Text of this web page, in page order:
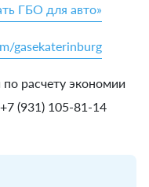
ГБО для авто»
gasekaterinburg
расчету экономии
(931) 105-81-14